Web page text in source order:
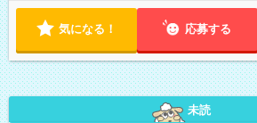
気になる！ 応募する
未読